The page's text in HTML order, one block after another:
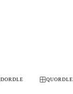
DORDLE QUORDLE